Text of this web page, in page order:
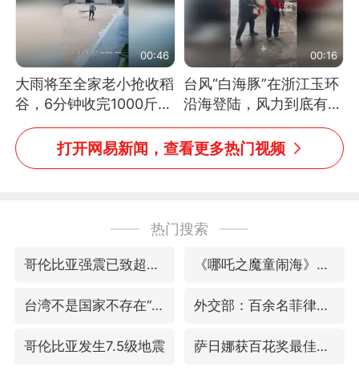
00:46
大雨将至全家老小抢收稻
谷，6分钟收完1000斤，
没有一个人掉链子
00:16
台风“白海豚”在浙江玉环
沿海登陆，风力到底有多
大？记者腰上拴着安全
绳，依然站不稳
打开网易新闻，查看更多热门视频
热门搜索
哥伦比亚强震已致超20人死亡 《哪吒之魔童闹海》获百花奖最佳影片
台湾不是国家不存在“国格” 外交部：百余名菲律宾公民因非法就业、非法居留被依法处理
哥伦比亚发生7.5级地震 萨日娜获百花奖最佳女配角